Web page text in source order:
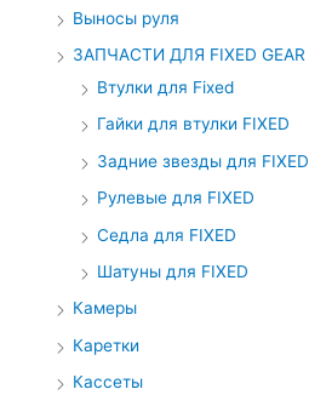
Выносы руля
ЗАПЧАСТИ ДЛЯ FIXED GEAR
Втулки для Fixed
Гайки для втулки FIXED
Задние звезды для FIXED
Рулевые для FIXED
Седла для FIXED
Шатуны для FIXED
Камеры
Каретки
Кассеты